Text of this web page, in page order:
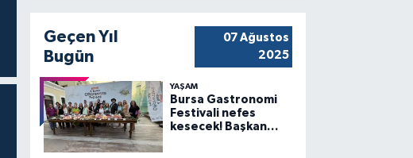
Geçen Yıl
Bugün
07 Ağustos
2025
YAŞAM
Bursa Gastronomi
Festivali nefes
kesecek! Başkan